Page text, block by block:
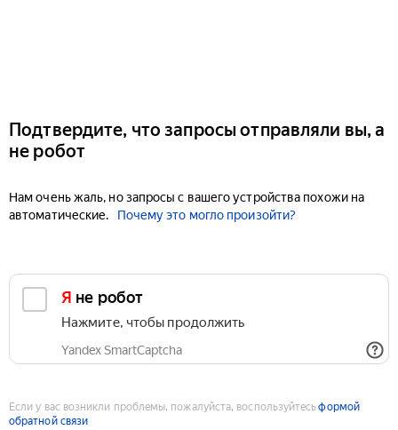
Подтвердите, что запросы отправляли вы, а
не робот
Нам очень жаль, но запросы с вашего устройства похожи на
автоматические.
Почему это могло произойти?
Я не робот
Нажмите, чтобы продолжить
Yandex SmartCaptcha
Если у вас возникли проблемы, пожалуйста, воспользуйтесьформой
обратной связи